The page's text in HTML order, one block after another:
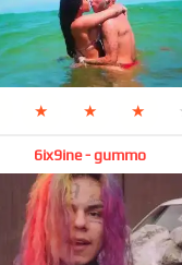
★ ★ ★
6ix9ine - gummo